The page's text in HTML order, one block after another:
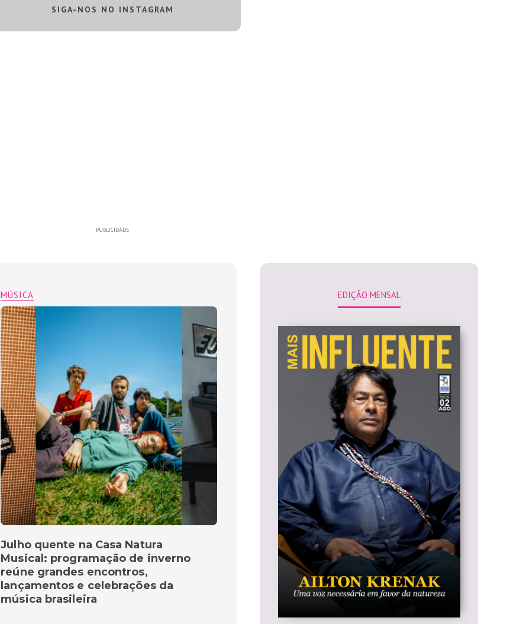
SIGA-NOS NO INSTAGRAM
PUBLICIDADE
MÚSICA
Julho quente na Casa Natura
Musical: programação de inverno
reúne grandes encontros,
lançamentos e celebrações da
música brasileira
EDIÇÃO MENSAL